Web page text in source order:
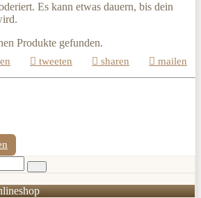
Es kann etwas dauern, bis dein
Produkte gefunden.
tweeten sharen mailen